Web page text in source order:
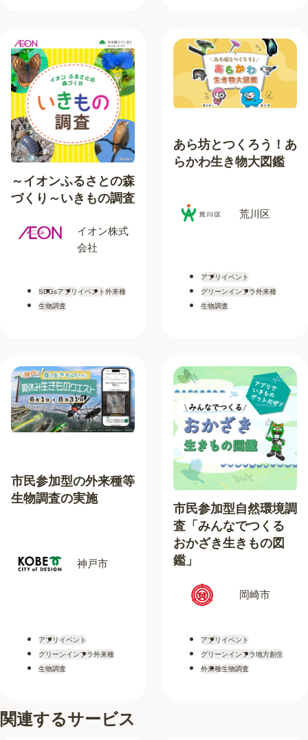
～イオンふるさとの森
づくり～いきもの調査
イオン株式
会社
SDGsアプリ イベント外来種
生物調査
あら坊とつくろう！あ
らかわ生き物大図鑑
荒川区
アプリ イベント
グリーンインフラ外来種
生物調査
市民参加型の外来種等
生物調査の実施
神戸市
アプリ イベント
グリーンインフラ外来種
生物調査
市民参加型自然環境調
査「みんなでつくる
おかざき生きもの図
鑑」
岡崎市
アプリ イベント
グリーンインフラ地方創生
外来種生物調査
関連するサービス